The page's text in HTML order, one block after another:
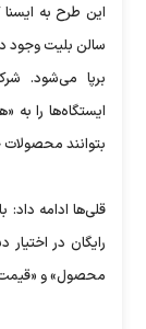
این طرح به
سالن بلیت وجود
برپا می‌شود.
ایستگاه‌ها را به
بتوانند محصولات
قلی‌ها ادامه داد:
رایگان در
محصول» و